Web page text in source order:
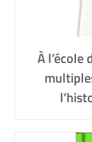
À l’école